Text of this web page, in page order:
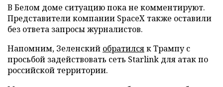
В Белом доме ситуацию пока не комментируют.
Представители компании SpaceX также оставили
без ответа запросы журналистов.
Напомним, Зеленский обратилсяк Трампу с
просьбой задействовать сеть Starlink для атак по
российской территории.